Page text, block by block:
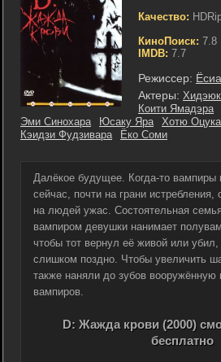
Качество:
КиноПоиск: 7.8
IMDB: 7.7
Режиссер:
Актеры:
Коити Ямадэра
Эми Синохара
Юсаку Яра Хотю Оцука
Кэидзи Фудзивара
Ёко Соми
Далёкое будущее. Когда-то вампиры
сейчас, почти на грани
на людей ужас. Состоятельная
вампиром девушки нанимает
чтобы тот вернул её живой или
слишком поздно. Чтобы увеличить
также наняли до зубов вооружённую
вампиров.
D: Жажда крови (2000)
бесплатно